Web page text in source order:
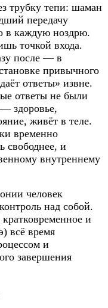
трубку тепи: шаман
передачу
в каждую ноздрю.
точкой входа.
после — в
привычного
ответы» извне.
ответы не были
здоровье,
живёт в теле.
временно
свободнее, и
внутреннему
человек
над собой.
и
всё время
и
завершения